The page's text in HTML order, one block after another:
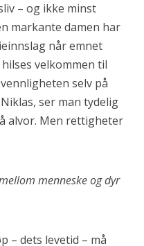
– og ikke minst
markante damen har
når emnet
velkommen til
selv på
ser man tydelig
alvor. Men rettigheter
menneske og dyr
– dets levetid – må